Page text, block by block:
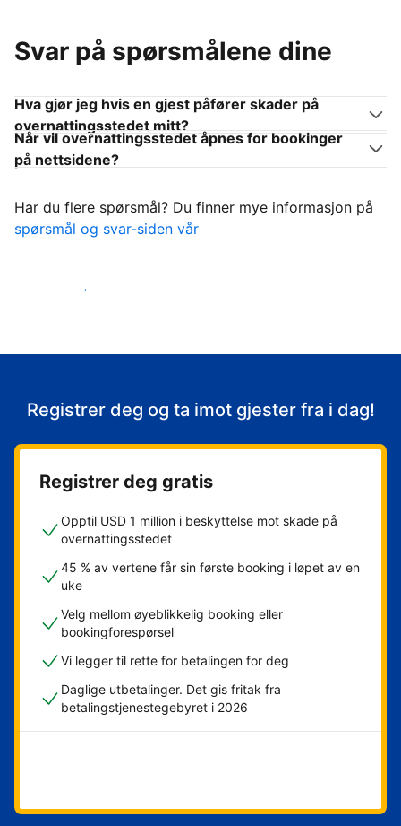
Svar på spørsmålene dine
Hva gjør jeg hvis en gjest påfører skader på
overnattingsstedet mitt?
Når vil overnattingsstedet åpnes for bookinger
på nettsidene?
Har du flere spørsmål? Du finner mye informasjon på
spørsmål og svar-siden vår
Ta imot gjestene
Registrer deg og ta imot gjester fra i dag!
Registrer deg gratis
Opptil USD 1 million i beskyttelse mot skade på
overnattingsstedet
45 % av vertene får sin første booking i løpet av en
uke
Velg mellom øyeblikkelig booking eller
bookingforespørsel
Vi legger til rette for betalingen for deg
Daglige utbetalinger. Det gis fritak fra
betalingstjenestegebyret i 2026
Kom i gang nå